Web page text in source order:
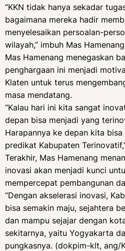
“KKN tidak hanya sekadar
bagaimana mereka hadir
menyelesaikan persoalan-
wilayah,” imbuh Mas
Mas Hamenang menegaskan
penghargaan ini menjadi
Klaten untuk terus
masa mendatang.
“Kalau hari ini kita sangat
depan bisa menjadi yang
Harapannya ke depan kita bisa
predikat Kabupaten
Terakhir, Mas Hamenang
inovasi akan menjadi kunci
mempercepat pembangunan
“Dengan akselerasi inovasi,
bisa semakin maju, sejahtera
dan mampu sejajar dengan
sekitarnya, yaitu Yogyakarta
pungkasnya. (dokpim-klt, ang/